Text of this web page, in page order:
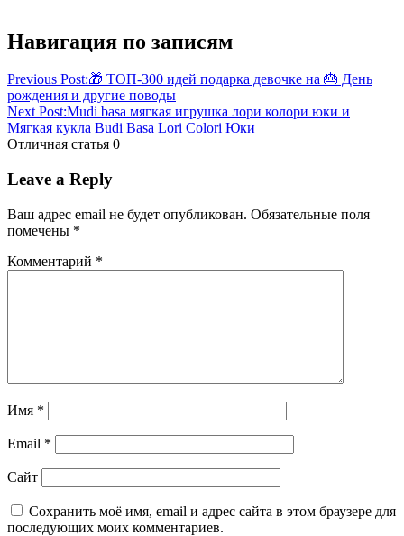
Навигация по записям
Previous Post:🎁 ТОП-300 идей подарка девочке на 🎂 День
рождения и другие поводы
Next Post:Mudi basa мягкая игрушка лори колори юки и
Мягкая кукла Budi Basa Lori Colori Юки
Отличная статья 0
Leave a Reply
Ваш адрес email не будет опубликован. Обязательные поля
помечены *
Комментарий *
Имя *
Email *
Сайт
Сохранить моё имя, email и адрес сайта в этом браузере для
последующих моих комментариев.